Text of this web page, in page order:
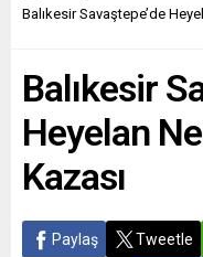
Balıkesir Savaştepe’de
Balıkesir
Heyelan
Kazası
Paylaş Tweetle